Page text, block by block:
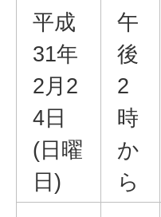
平成
31年
2月2
4日
(日曜
日)
午
後
2
時
か
ら